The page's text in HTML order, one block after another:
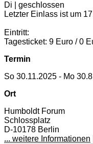
Di | geschlossen
Letzter Einlass ist um
Eintritt:
Tagesticket: 9 Euro / 0
Termin
So 30.11.2025 - Mo
Ort
Humboldt Forum
Schlossplatz
D-10178 Berlin
... weitere Informationen